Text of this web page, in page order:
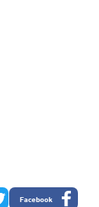
Facebook